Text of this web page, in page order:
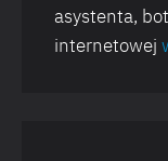
asystenta,
internetowej